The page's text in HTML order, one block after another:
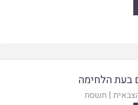
בעת הלחימה
| תשסח